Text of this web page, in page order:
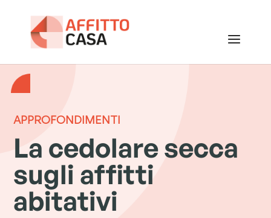
APPROFONDIMENTI
La cedolare secca
sugli affitti
abitativi